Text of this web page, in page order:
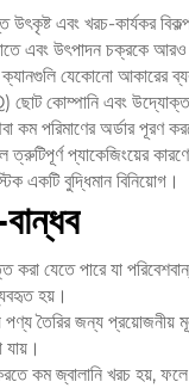
এবং খরচ-কার্যকর
এবং উৎপাদন চক্রকে
ক্যানগুলি যেকোনো আকারের
ছোট কোম্পানি এবং
পরিমাণের অর্ডার পূরণ
প্যাকেজিংয়ের
একটি বুদ্ধিমান বিনিয়োগ।
যেতে পারে যা
হয়।
তৈরির জন্য প্রয়োজনীয়
যায়।
কম জ্বালানি খরচ হয়, ফলে